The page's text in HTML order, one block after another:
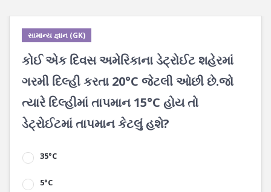
સામાન્ય જ્ઞાન (GK)
કોઈ એક દિવસ અમેરિકાના ડેટ્રોઈટ શહેરમાં
ગરમી દિલ્હી કરતા 20°C જેટલી ઓછી છે.જો
ત્યારે દિલ્હીમાં તાપમાન 15°C હોય તો
ડેટ્રોઈટમાં તાપમાન કેટલું હશે?
35°C
5°C